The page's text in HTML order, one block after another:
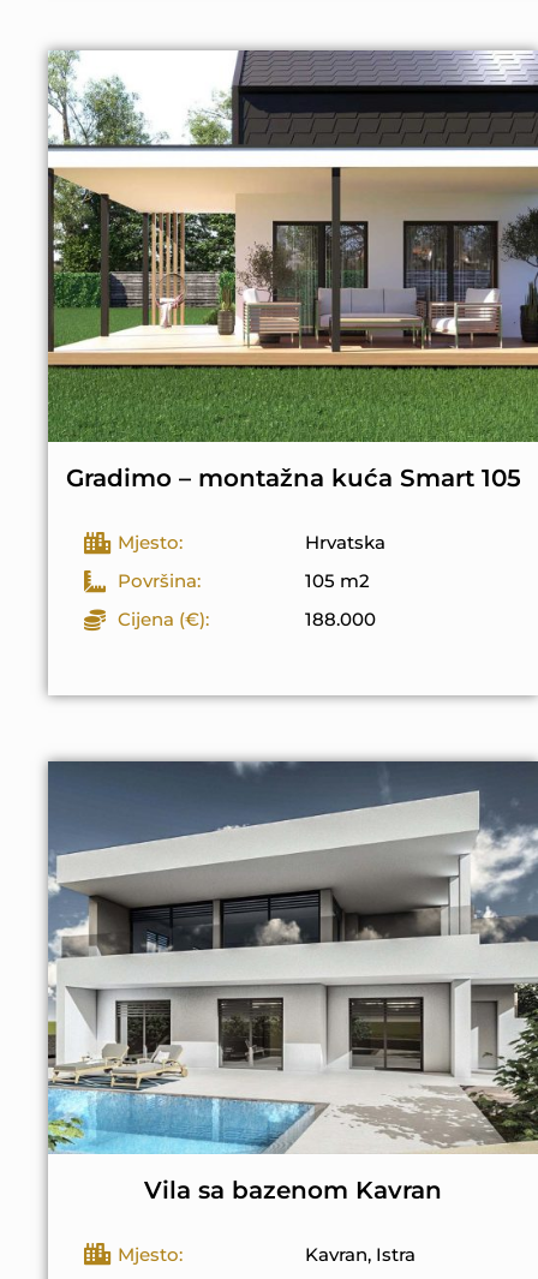
Gradimo – montažna kuća Smart 105
Mjesto:
Hrvatska
Površina:
105 m2
Cijena (€):
188.000
Vila sa bazenom Kavran
Mjesto:
Kavran, Istra